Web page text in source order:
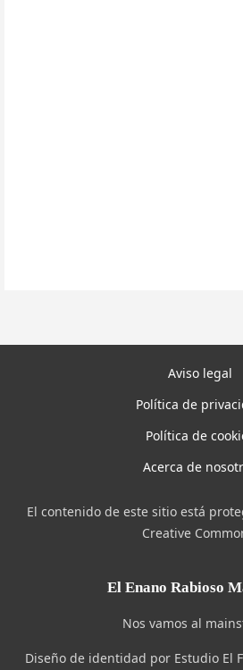
Aviso legal
Política de
Política de
Acerca de
El contenido de este sitio está
Creative
El Enano Rabioso
Nos vamos al
Diseño de identidad por Estudio El